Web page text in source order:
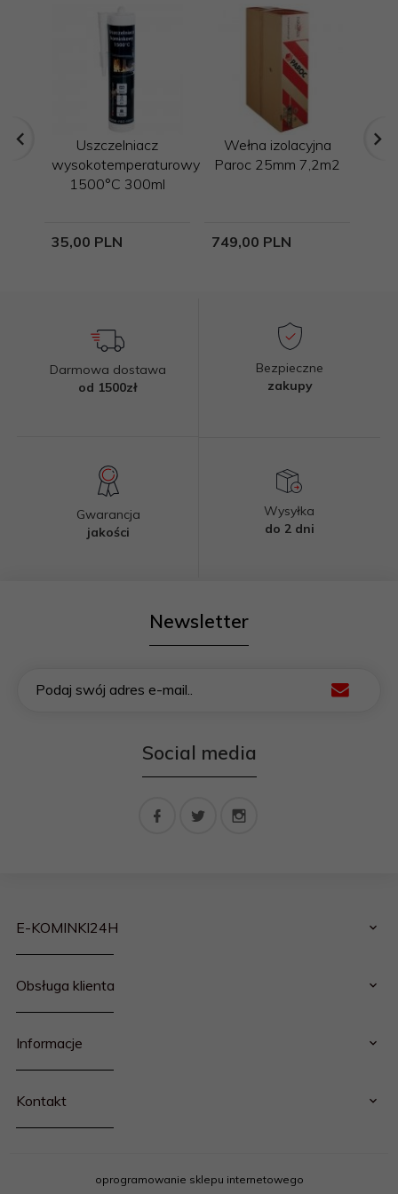
Uszczelniacz
wysokotemperaturowy
1500°C 300ml
35,00 PLN
Wełna izolacyjna
Paroc 25mm 7,2m2
749,00 PLN
Darmowa dostawa
od 1500zł
Bezpieczne
zakupy
Gwarancja
jakości
Wysyłka
do 2 dni
Newsletter
Podaj swój adres e-mail..
Social media
Obsługa klienta
Informacje
E-KOMINKI24H
Kontakt
oprogramowanie sklepu internetowego